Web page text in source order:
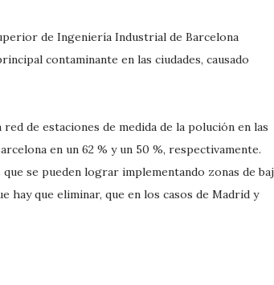
de Ingeniería Industrial de Barcelona
contaminante en las ciudades, causado
de estaciones de medida de la polución en las
en un 62 % y un 50 %, respectivamente.
se pueden lograr implementando zonas de
hay que eliminar, que en los casos de Madrid y